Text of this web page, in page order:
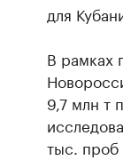
для
В рамках
9,7 млн т
тыс. проб